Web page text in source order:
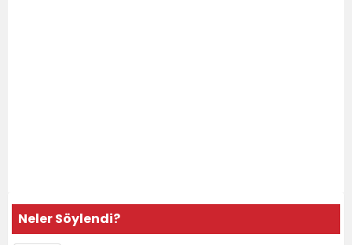
Neler Söylendi?